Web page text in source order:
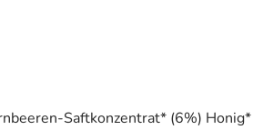
Saftkonzentrat* (6%)